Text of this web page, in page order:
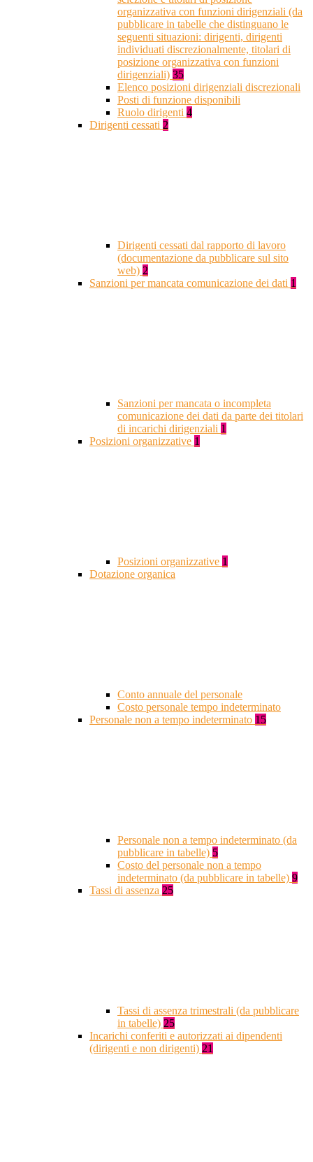
organizzativa con funzioni dirigenziali (da
pubblicare in tabelle che distinguano le
seguenti situazioni: dirigenti, dirigenti
individuati discrezionalmente, titolari di
posizione organizzativa con funzioni
dirigenziali) 35
Elenco posizioni dirigenziali discrezionali
Posti di funzione disponibili
Ruolo dirigenti 4
Dirigenti cessati 2
Dirigenti cessati dal rapporto di lavoro
(documentazione da pubblicare sul sito
web) 2
Sanzioni per mancata comunicazione dei dati 1
Sanzioni per mancata o incompleta
comunicazione dei dati da parte dei titolari
di incarichi dirigenziali 1
Posizioni organizzative 1
Posizioni organizzative 1
Dotazione organica
Conto annuale del personale
Costo personale tempo indeterminato
Personale non a tempo indeterminato 15
Personale non a tempo indeterminato (da
pubblicare in tabelle) 5
Costo del personale non a tempo
indeterminato (da pubblicare in tabelle) 9
Tassi di assenza 25
Tassi di assenza trimestrali (da pubblicare
in tabelle) 25
Incarichi conferiti e autorizzati ai dipendenti
(dirigenti e non dirigenti) 21